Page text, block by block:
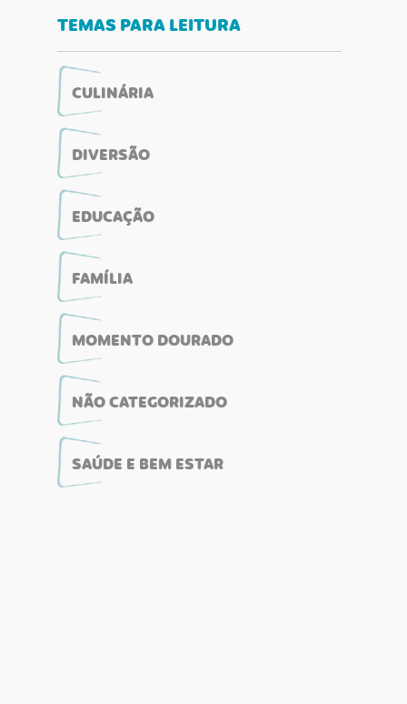
TEMAS PARA LEITURA
CULINÁRIA
DIVERSÃO
EDUCAÇÃO
FAMÍLIA
MOMENTO DOURADO
NÃO CATEGORIZADO
SAÚDE E BEM ESTAR